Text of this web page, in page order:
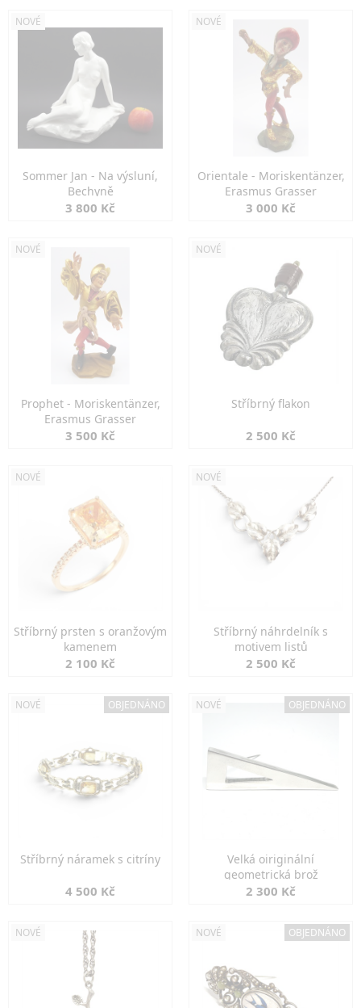
NOVÉ
Sommer Jan - Na výsluní,
Bechyně
3 800 Kč
NOVÉ
Orientale - Moriskentänzer,
Erasmus Grasser
3 000 Kč
NOVÉ
Prophet - Moriskentänzer,
Erasmus Grasser
3 500 Kč
NOVÉ
Stříbrný flakon
2 500 Kč
NOVÉ
Stříbrný prsten s oranžovým
kamenem
2 100 Kč
NOVÉ
Stříbrný náhrdelník s
motivem listů
2 500 Kč
NOVÉ OBJEDNÁNO
Stříbrný náramek s citríny
4 500 Kč
NOVÉ OBJEDNÁNO
Velká oiriginální
geometrická brož
2 300 Kč
NOVÉ NOVÉ OBJEDNÁNO